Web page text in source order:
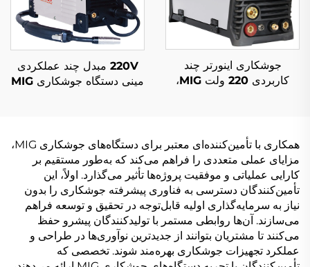
جوشکاری اینورتر چند
کاربردی 220 ولت MIG،
220V مبدل چند عملکردی
مینی دستگاه جوشکاری MIG
همکاری با تأمین‌کننده‌ای معتبر برای دستگاه‌های جوشکاری MIG،
مزایای عملی متعددی را فراهم می‌کند که به‌طور مستقیم بر
کارایی عملیاتی و موفقیت پروژه‌ها تأثیر می‌گذارد. اولاً، این
تأمین‌کنندگان دسترسی به فناوری پیشرفته جوشکاری را بدون
نیاز به سرمایه‌گذاری اولیه قابل‌توجه در تحقیق و توسعه فراهم
می‌سازند. آن‌ها روابطی مستمر با تولیدکنندگان پیشرو حفظ
می‌کنند تا مشتریان بتوانند از جدیدترین نوآوری‌ها در طراحی و
عملکرد تجهیزات جوشکاری بهره‌مند شوند. تخصصی که